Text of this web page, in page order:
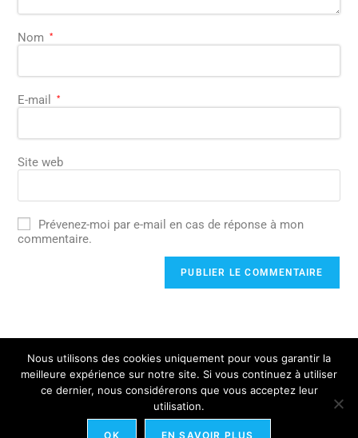
Nom *
E-mail *
Site web
Prévenez-moi par e-mail en cas de réponse à mon
commentaire.
Nous utilisons des cookies uniquement pour vous garantir la
meilleure expérience sur notre site. Si vous continuez à utiliser
ce dernier, nous considérerons que vous acceptez leur
utilisation.
OK EN SAVOIR PLUS